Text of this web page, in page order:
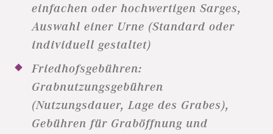
einfachen oder hochwertigen Sarges,
Auswahl einer Urne (Standard oder
individuell gestaltet)
Friedhofsgebühren:
Grabnutzungsgebühren
(Nutzungsdauer, Lage des Grabes),
Gebühren für Graböffnung und